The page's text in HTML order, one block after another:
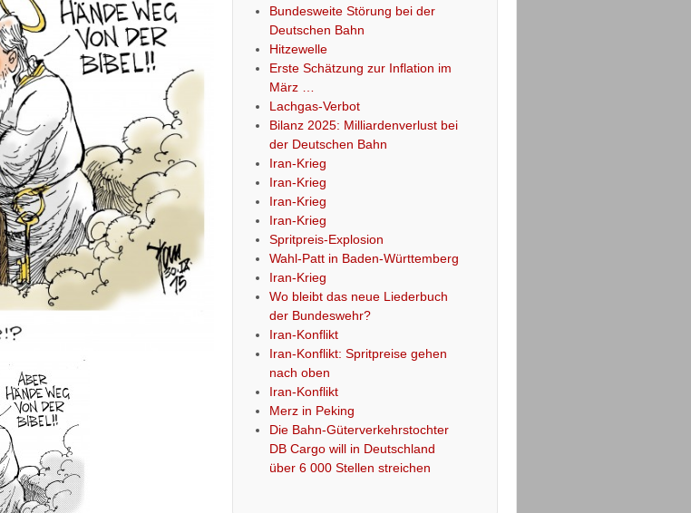
Bundesweite Störung bei der
Deutschen Bahn
Hitzewelle
Erste Schätzung zur Inflation im
März …
Lachgas-Verbot
Bilanz 2025: Milliardenverlust bei
der Deutschen Bahn
Iran-Krieg
Iran-Krieg
Iran-Krieg
Iran-Krieg
Spritpreis-Explosion
Wahl-Patt in Baden-Württemberg
Iran-Krieg
Wo bleibt das neue Liederbuch
der Bundeswehr?
Iran-Konflikt
Iran-Konflikt: Spritpreise gehen
nach oben
Iran-Konflikt
Merz in Peking
Die Bahn-Güterverkehrstochter
DB Cargo will in Deutschland
über 6 000 Stellen streichen